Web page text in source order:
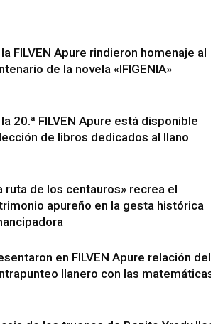
la FILVEN Apure rindieron homenaje al
de la novela «IFIGENIA»
la 20.ª FILVEN Apure está disponible
de libros dedicados al llano
ruta de los centauros» recrea el
apureño en la gesta histórica
en FILVEN Apure relación del
llanero con las matemáticas